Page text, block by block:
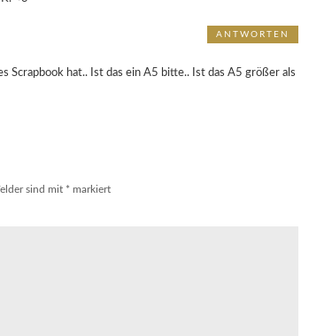
Scrapbook hat.. Ist das ein A5 bitte.. Ist das A5 größer als
ANTWORTEN
sind mit * markiert